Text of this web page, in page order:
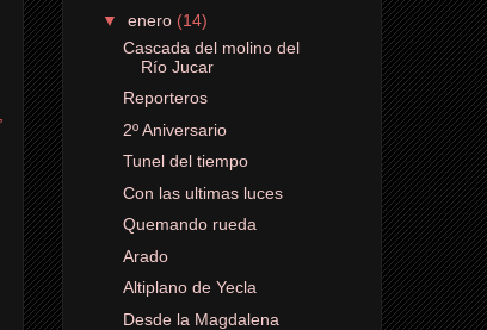
▼ enero (14)
Cascada del molino del
Río Jucar
Reporteros
2º Aniversario
Tunel del tiempo
Con las ultimas luces
Quemando rueda
Arado
Altiplano de Yecla
Desde la Magdalena